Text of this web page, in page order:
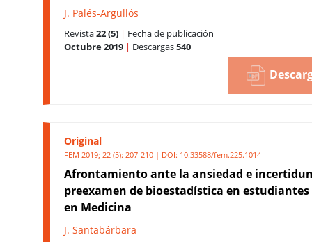
J. Palés-Argullós
Revista22 (5) | Fecha de publicación
Octubre 2019 | Descargas540
Original
FEM 2019; 22 (5): 207-210 | DOI: 10.33588/fem.225.1014
Afrontamiento ante la ansiedad e
preexamen de bioestadística en estudiantes
en Medicina
J. Santabárbara